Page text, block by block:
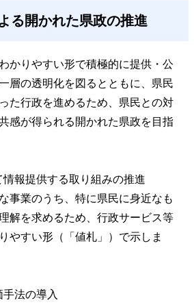
る開かれた県政の推進
かりやすい形で積極的に提供・公
層の透明化を図るとともに、県民
た行政を進めるため、県民との対
感が得られる開かれた県政を目指
報提供する取り組みの推進
事業のうち、特に県民に身近なも
解を求めるため、行政サービス等
やすい形（「値札」）で示しま
法の導入